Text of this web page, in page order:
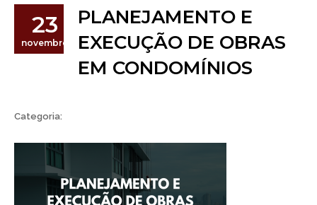
23
novembro
PLANEJAMENTO E
EXECUÇÃO DE OBRAS
EM CONDOMÍNIOS
Categoria: